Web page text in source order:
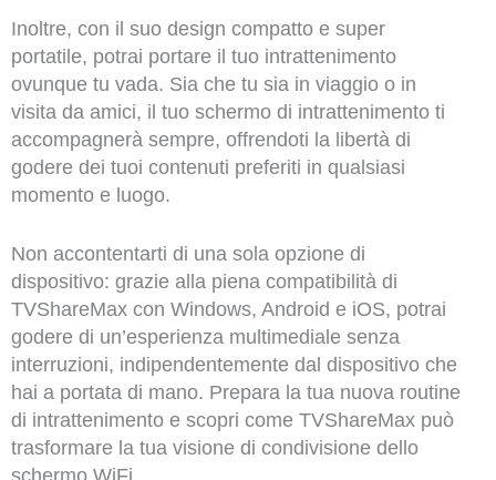
Inoltre, con il suo design compatto e super
portatile, potrai portare il tuo intrattenimento
ovunque tu vada. Sia che tu sia in viaggio o in
visita da amici, il tuo schermo di intrattenimento ti
accompagnerà sempre, offrendoti la libertà di
godere dei tuoi contenuti preferiti in qualsiasi
momento e luogo.
Non accontentarti di una sola opzione di
dispositivo: grazie alla piena compatibilità di
TVShareMax con Windows, Android e iOS, potrai
godere di un’esperienza multimediale senza
interruzioni, indipendentemente dal dispositivo che
hai a portata di mano. Prepara la tua nuova routine
di intrattenimento e scopri come TVShareMax può
trasformare la tua visione di condivisione dello